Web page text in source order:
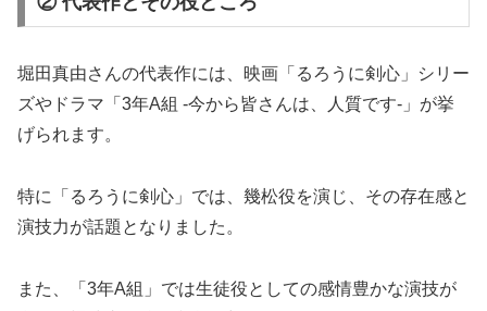
堀田真由さんの代表作には、映画「るろうに剣心」シリー
ズやドラマ「3年A組 -今から皆さんは、人質です-」が挙
げられます。
特に「るろうに剣心」では、幾松役を演じ、その存在感と
演技力が話題となりました。
また、「3年A組」では生徒役としての感情豊かな演技が